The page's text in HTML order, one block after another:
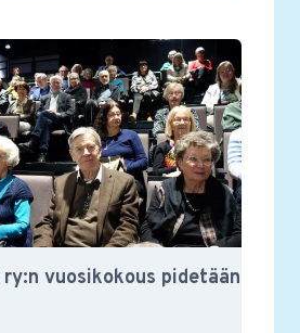
vuosikokous pidetään